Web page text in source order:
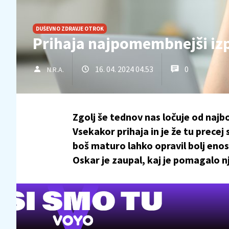
DUŠEVNO ZDRAVJE OTROK
Prihaja najpomembnejši
N.R.A. 16. 04. 2024 04.53 0
Zgolj še tednov nas ločuje od
Vsekakor prihaja in je že tu
boš maturo lahko opravil bolj
Oskar je zaupal, kaj je pomagalo